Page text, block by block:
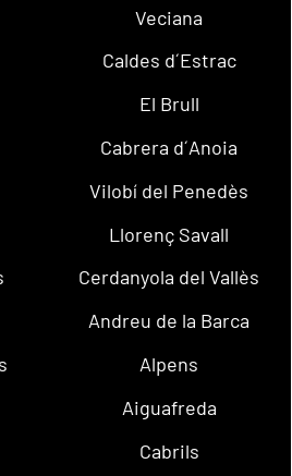
Veciana
Caldes d´Estrac
El Brull
Cabrera d´Anoia
Vilobí del Penedès
Llorenç Savall
Cerdanyola del Vallès
Andreu de la Barca
Alpens
Aiguafreda
Cabrils